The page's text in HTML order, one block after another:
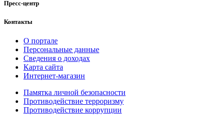
Пресс-центр
Контакты
О портале
Персональные данные
Сведения о доходах
Карта сайта
Интернет-магазин
Памятка личной безопасности
Противодействие терроризму
Противодействие коррупции